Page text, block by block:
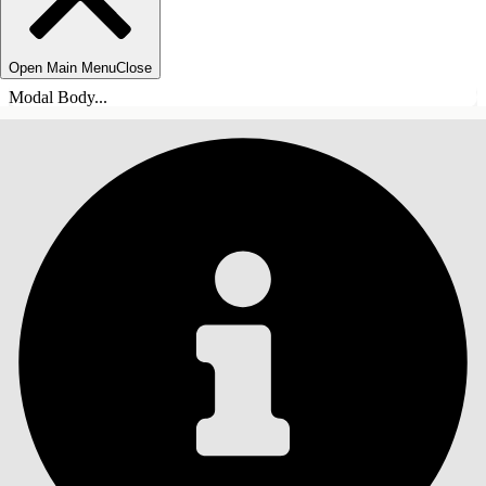
Open Main MenuClose
Modal Body...
Vis innholdsfortegnelse